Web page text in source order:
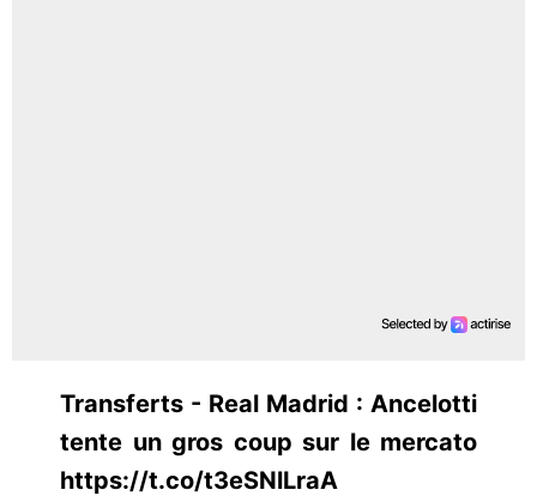
Transferts - Real Madrid : Ancelotti
tente un gros coup sur le mercato
https://t.co/t3eSNlLraA